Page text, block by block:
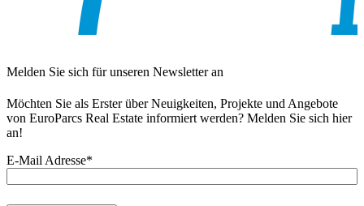
Melden Sie sich für unseren Newsletter an
Möchten Sie als Erster über Neuigkeiten, Projekte und Angebote
von EuroParcs Real Estate informiert werden? Melden Sie sich hier
an!
E-Mail Adresse*